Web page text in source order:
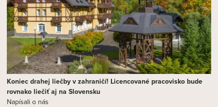
Koniec drahej liečby v zahraničí! Licencované pracovisko bude
rovnako liečiť aj na Slovensku
Napísali o nás